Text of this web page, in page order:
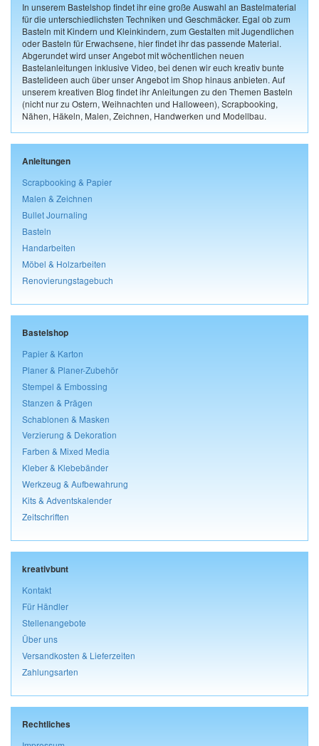
In unserem Bastelshop findet ihr eine große Auswahl an Bastelmaterial
für die unterschiedlichsten Techniken und Geschmäcker. Egal ob zum
Basteln mit Kindern und Kleinkindern, zum Gestalten mit Jugendlichen
oder Basteln für Erwachsene, hier findet ihr das passende Material.
Abgerundet wird unser Angebot mit wöchentlichen neuen
Bastelanleitungen inklusive Video, bei denen wir euch kreativ bunte
Bastelideen auch über unser Angebot im Shop hinaus anbieten. Auf
unserem kreativen Blog findet ihr Anleitungen zu den Themen Basteln
(nicht nur zu Ostern, Weihnachten und Halloween), Scrapbooking,
Nähen, Häkeln, Malen, Zeichnen, Handwerken und Modellbau.
Anleitungen
Scrapbooking & Papier
Malen & Zeichnen
Bullet Journaling
Basteln
Handarbeiten
Möbel & Holzarbeiten
Renovierungstagebuch
Bastelshop
Papier & Karton
Planer & Planer-Zubehör
Stempel & Embossing
Stanzen & Prägen
Schablonen & Masken
Verzierung & Dekoration
Farben & Mixed Media
Kleber & Klebebänder
Werkzeug & Aufbewahrung
Kits & Adventskalender
Zeitschriften
kreativbunt
Kontakt
Für Händler
Stellenangebote
Über uns
Versandkosten & Lieferzeiten
Zahlungsarten
Rechtliches